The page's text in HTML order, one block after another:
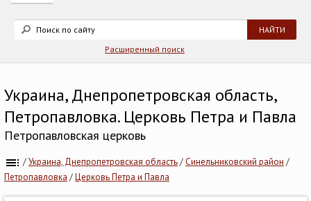
Расширенный поиск
Украина, Днепропетровская область,
Петропавловка. Церковь Петра и Павла
Петропавловская церковь
/Украина, Днепропетровская область/Синельниковский район /
Петропавловка /Церковь Петра и Павла